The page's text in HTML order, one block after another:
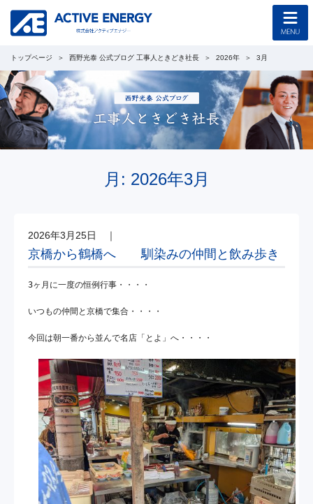
トップページ 西野光泰 公式ブログ 工事人ときどき社長 2026年 3月
月: 2026年3月
2026年3月25日 ｜
京橋から鶴橋へ 馴染みの仲間と飲み歩き
​3ヶ月に一度の恒例行事・・・・
いつもの仲間と京橋で集合・・・・
トップページ
コンセプト
企業情報
工事のご案内
西野光泰 公式ブログ
プライバシーポリシー サイトマップ